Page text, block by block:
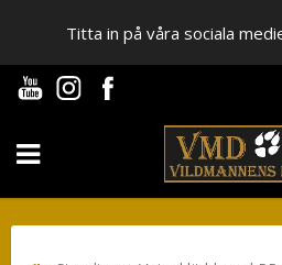
Titta in på våra sociala